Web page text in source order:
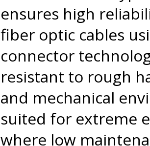
ensures high
fiber optic cables
connector
resistant to rough
and mechanical
suited for extreme
where low